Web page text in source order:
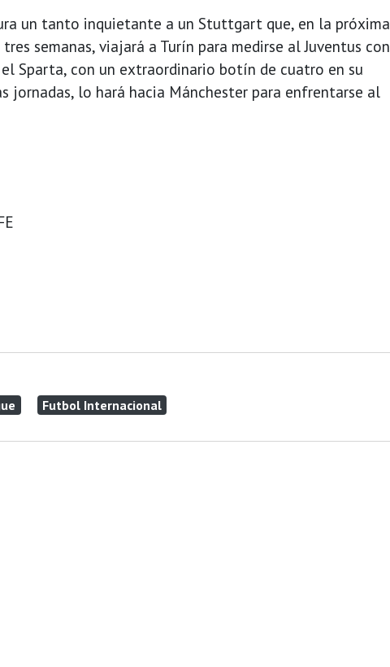
un tanto inquietante a un Stuttgart que, en la próxima
semanas, viajará a Turín para medirse al Juventus con
Sparta, con un extraordinario botín de cuatro en su
jornadas, lo hará hacia Mánchester para enfrentarse al
Futbol Internacional